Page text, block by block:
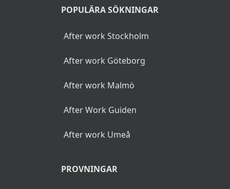
POPULÄRA SÖKNINGAR
After work Stockholm
After work Göteborg
After work Malmö
After Work Guiden
After work Umeå
PROVNINGAR